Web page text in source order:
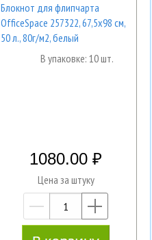
Блокнот для флипчарта
OfficeSpace 257322, 67,5х98 см,
50 л., 80г/м2, белый
В упаковке: 10 шт.
1080.00
Цена за штуку
—